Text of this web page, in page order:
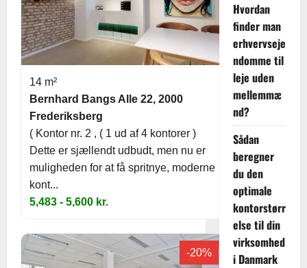
14 m²
Bernhard Bangs Alle 22, 2000
Frederiksberg
( Kontor nr. 2 , ( 1 ud af 4 kontorer )
Dette er sjællendt udbudt, men nu er
muligheden for at få spritnye, moderne
kont...
5,483 - 5,600 kr.
-20%
Hvordan
finder man
erhvervseje
ndomme til
leje uden
mellemmæ
nd?
Sådan
beregner
du den
optimale
kontorstørr
else til din
virksomhed
i Danmark